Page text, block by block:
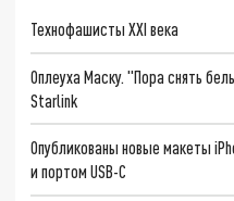
Технофашисты XXI века
Оплеуха Маску. "Пора снять
Starlink
Опубликованы новые макеты
и портом USB-C